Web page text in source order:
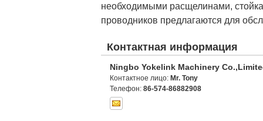
необходимыми расщелинами,
проводников предлагаются для
Контактная информация
Ningbo Yokelink Machinery
Контактное лицо: Mr. Tony
Телефон: 86-574-86882908